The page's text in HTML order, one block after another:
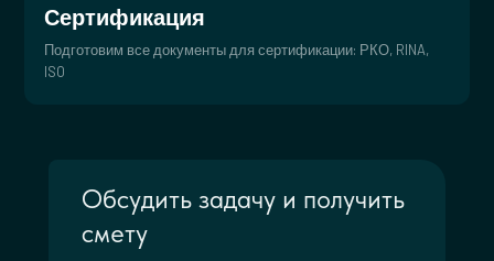
Сертификация
Подготовим все документы для сертификации: РКО, RINA,
ISO
Обсудить задачу и получить
смету